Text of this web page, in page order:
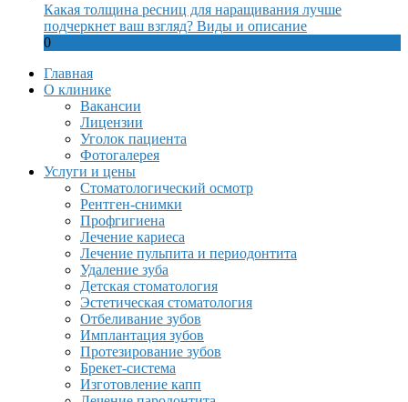
Какая толщина ресниц для наращивания лучше
подчеркнет ваш взгляд? Виды и описание
0
Главная
О клинике
Вакансии
Лицензии
Уголок пациента
Фотогалерея
Услуги и цены
Стоматологический осмотр
Рентген-снимки
Профгигиена
Лечение кариеса
Лечение пульпита и периодонтита
Удаление зуба
Детская стоматология
Эстетическая стоматология
Отбеливание зубов
Имплантация зубов
Протезирование зубов
Брекет-система
Изготовление капп